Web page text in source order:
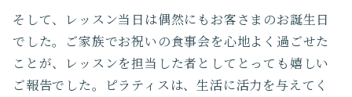
そして、レッスン当日は偶然にもお客さまのお誕生日
でした。ご家族でお祝いの食事会を心地よく過ごせた
ことが、レッスンを担当した者としてとっても嬉しい
ご報告でした。ピラティスは、生活に活力を与えてく